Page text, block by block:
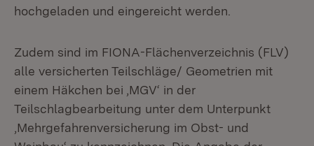
hochgeladen und eingereicht werden.
Zudem sind im FIONA-Flächenverzeichnis (FLV)
alle versicherten Teilschläge/ Geometrien mit
einem Häkchen bei ‚MGV‘ in der
Teilschlagbearbeitung unter dem Unterpunkt
‚Mehrgefahrenversicherung im Obst- und